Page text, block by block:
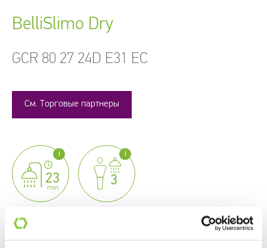
BelliSlimo Dry
GCR 80 27 24D E31 EC
См. Торговые партнеры
23
min
i
3
i